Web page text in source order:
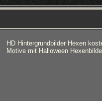
HD Hintergrundbilder Hexen
Motive mit Halloween